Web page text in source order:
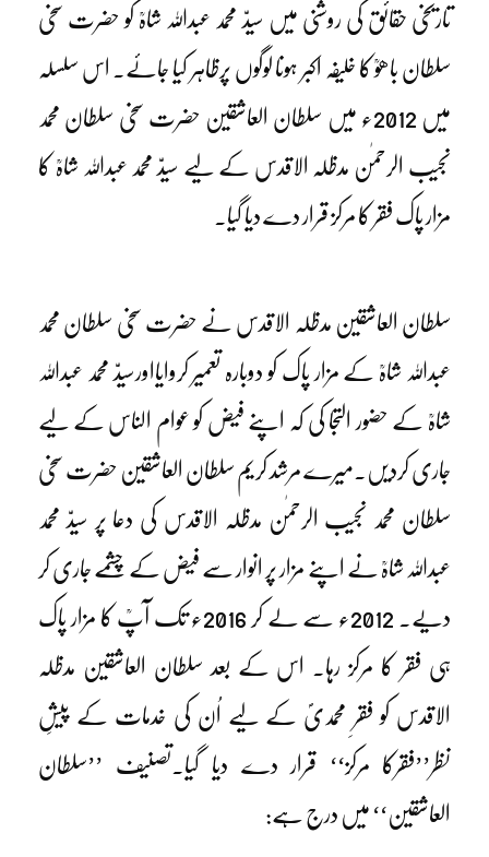
تاریخی حقائق کی روشنی میں سیدّ محمد عبداللہ شاہؒ کو حضرت سخی
سلطان باھوؒ کا خلیفہ اکبر ہونا لوگوں پرظاہر کیا جائے۔ اس سلسلہ
میں 2012ء میں سلطان العاشقین حضرت سخی سلطان محمد
نجیب الرحمٰن مدظلہ الاقدس کے لیے سیدّ محمد عبداللہ شاہؒ کا
مزار پاک فقر کا مرکز قرار دے دیا گیا۔
سلطان العاشقین مدظلہ الاقدس نے حضرت سخی سلطان محمد
عبداللہ شاہؒ کے مزار پاک کو دوبارہ تعمیر کروایااورسیدّ محمد عبداللہ
شاہؒ کے حضور التجا کی کہ اپنے فیض کو عوام الناس کے لیے
جاری کردیں۔میرے مرشد کریم سلطان العاشقین حضرت سخی
سلطان محمد نجیب الرحمٰن مدظلہ الاقدس کی دعا پر سیدّ محمد
عبداللہ شاہؒ نے اپنے مزار پر انوار سے فیض کے چشمے جاری کر
دیے۔ 2012ء سے لے کر 2016ء تک آپؒ کا مزار پاک
ہی فقر کا مرکز رہا۔ اس کے بعد سلطان العاشقین مدظلہ
الاقدس کو فقرِ محمدیؐ کے لیے اُن کی خدمات کے پیشِ
نظر’’فقرکا مرکز‘‘ قرار دے دیا گیا۔تصنیف ’’سلطان
العاشقین‘‘ میں درج ہے: